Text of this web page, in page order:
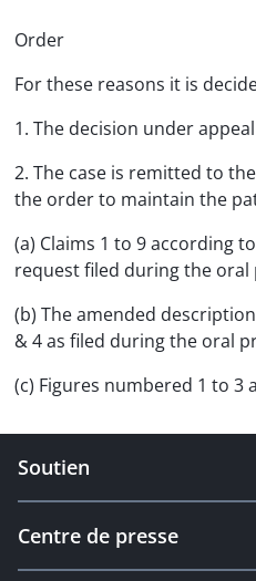
Order
For these reasons it is
1. The decision under
2. The case is remitted to
the order to maintain the
(a) Claims 1 to 9 according
request filed during the oral
(b) The amended
& 4 as filed during the oral
(c) Figures numbered 1 to 3
Soutien
Centre de presse